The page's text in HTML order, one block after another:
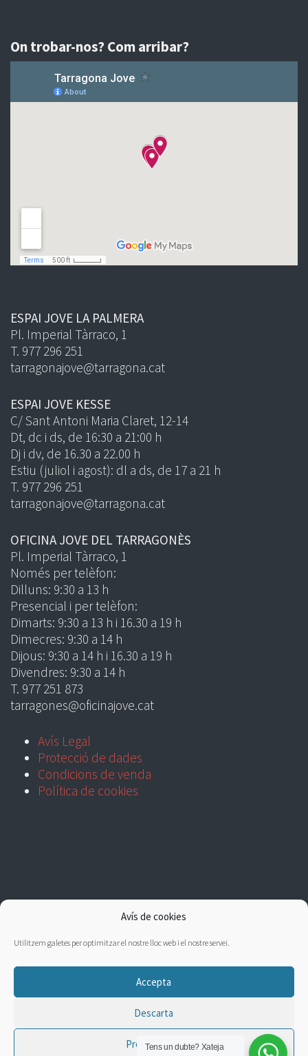
Avís de cookies
Utilitzem galetes per optimitzar el nostre lloc web i el nostre servei.
Accepta
Descarta
Preferències
On trobar-nos? Com arribar?
ESPAI JOVE LA PALMERA
Pl. Imperial Tàrraco, 1
T. 977 296 251
tarragonajove@tarragona.cat
ESPAI JOVE KESSE
C/ Sant Antoni Maria Claret, 12-14
Dt, dc i ds, de 16:30 a 21:00 h
Dj i dv, de 16.30 a 22.00 h
Estiu (juliol i agost): dl a ds, de 17 a 21 h
T. 977 296 251
tarragonajove@tarragona.cat
OFICINA JOVE DEL TARRAGONÈS
Pl. Imperial Tàrraco, 1
Només per telèfon:
Dilluns: 9:30 a 13 h
Presencial i per telèfon:
Dimarts: 9:30 a 13 h i 16.30 a 19 h
Dimecres: 9:30 a 14 h
Dijous: 9:30 a 14 h i 16.30 a 19 h
Divendres: 9:30 a 14 h
T. 977 251 873
tarragones@oficinajove.cat
Avís Legal
Protecció de dades
Condicions de venda
Política de cookies
Tens un dubte? Xateja